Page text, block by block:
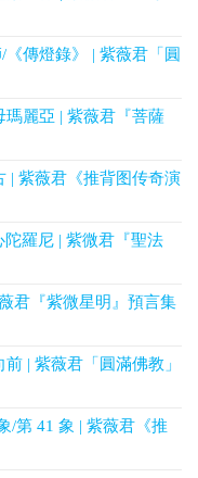
傳燈錄》 | 紫薇君「圓
瑪麗亞 | 紫薇君『菩薩
| 紫薇君《推背图传奇演
羅尼 | 紫微君『聖法
君『紫微星明』預言集
| 紫薇君「圓滿佛教」
/第 41 象 | 紫薇君《推